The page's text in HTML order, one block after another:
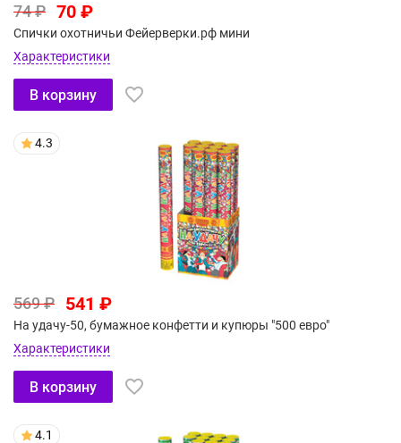
74 ₽ 70 ₽
Спички охотничьи Фейерверки.рф мини
Характеристики
В корзину
4.3
569 ₽ 541 ₽
На удачу-50, бумажное конфетти и купюры "500 евро"
Характеристики
В корзину
4.1